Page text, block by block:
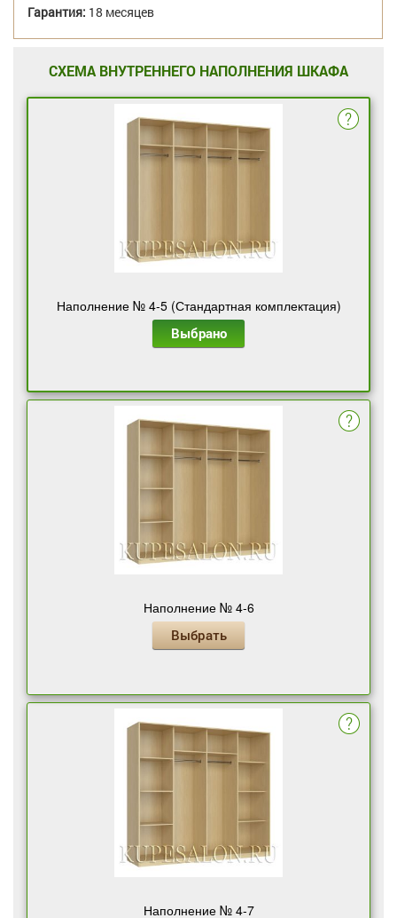
Гарантия: 18 месяцев
СХЕМА ВНУТРЕННЕГО НАПОЛНЕНИЯ ШКАФА
Наполнение № 4-5 (Стандартная комплектация)
Выбрано
Наполнение № 4-6
Выбрать
Наполнение № 4-7